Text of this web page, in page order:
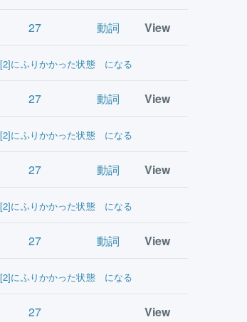
27 動詞 View
にふりかかった状態 になる
27 動詞 View
にふりかかった状態 になる
27 動詞 View
にふりかかった状態 になる
27 動詞 View
にふりかかった状態 になる
27 View